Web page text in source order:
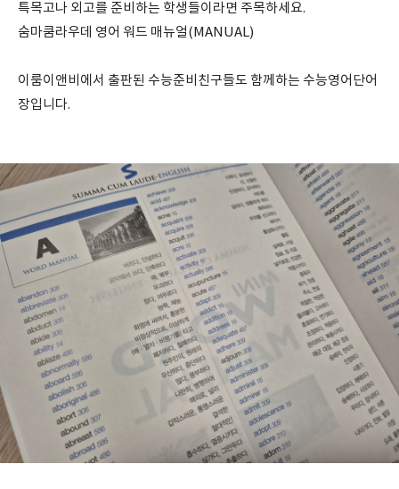
특목고나 외고를 준비하는 학생들이라면 주목하세요.
숨마쿰라우데 영어 워드 매뉴얼(MANUAL)
이룸이앤비에서 출판된 수능준비친구들도 함께하는 수능영어단어
장입니다.